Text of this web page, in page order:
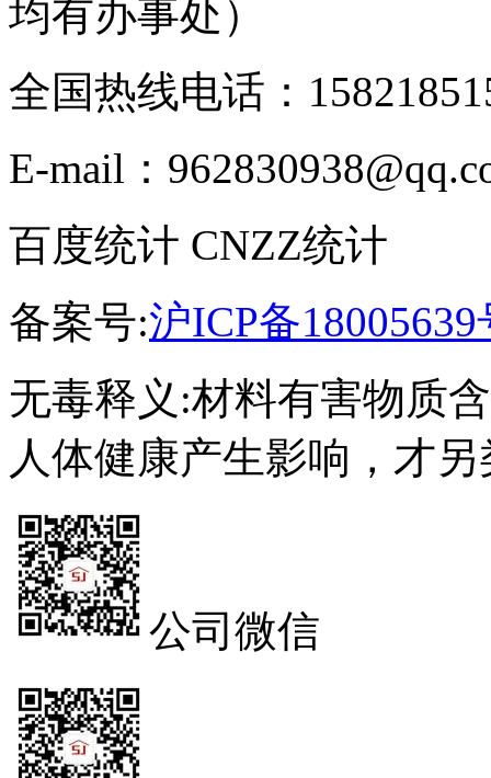
均有办事处）
全国热线电话：
E-mail：
百度统计 CNZZ统计
备案号:沪ICP备18005639
无毒释义:材料有害物质
人体健康产生影响，才
公司微信